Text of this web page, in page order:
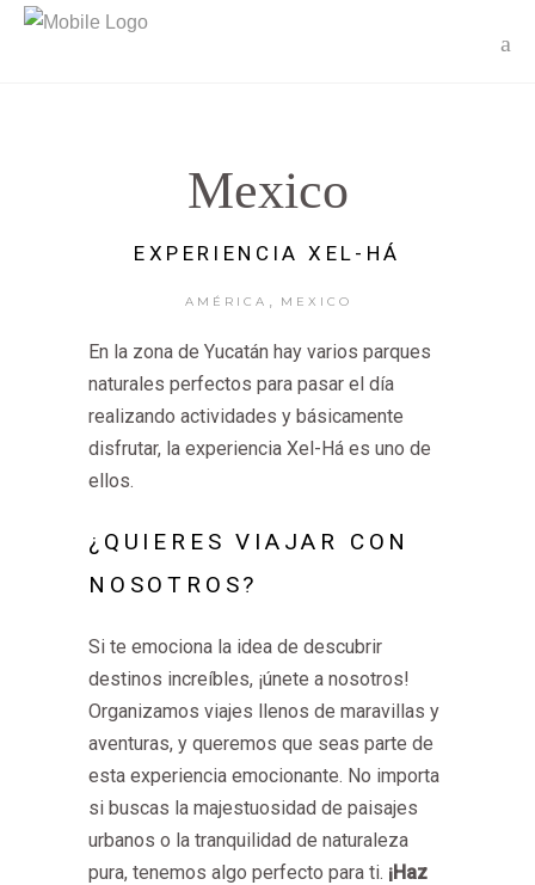
Mexico
EXPERIENCIA XEL-HÁ
AMÉRICA MEXICO
En la zona de Yucatán hay varios parques
naturales perfectos para pasar el día
realizando actividades y básicamente
disfrutar, la experiencia Xel-Há es uno de
ellos.
¿QUIERES VIAJAR CON
NOSOTROS?
Si te emociona la idea de descubrir
destinos increíbles, ¡únete a nosotros!
Organizamos viajes llenos de maravillas y
aventuras, y queremos que seas parte de
esta experiencia emocionante. No importa
si buscas la majestuosidad de paisajes
urbanos o la tranquilidad de naturaleza
pura, tenemos algo perfecto para ti. ¡Haz